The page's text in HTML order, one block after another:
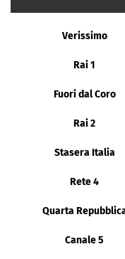
Verissimo
Rai 1
Fuori dal Coro
Rai 2
Stasera Italia
Rete 4
Quarta
Canale 5